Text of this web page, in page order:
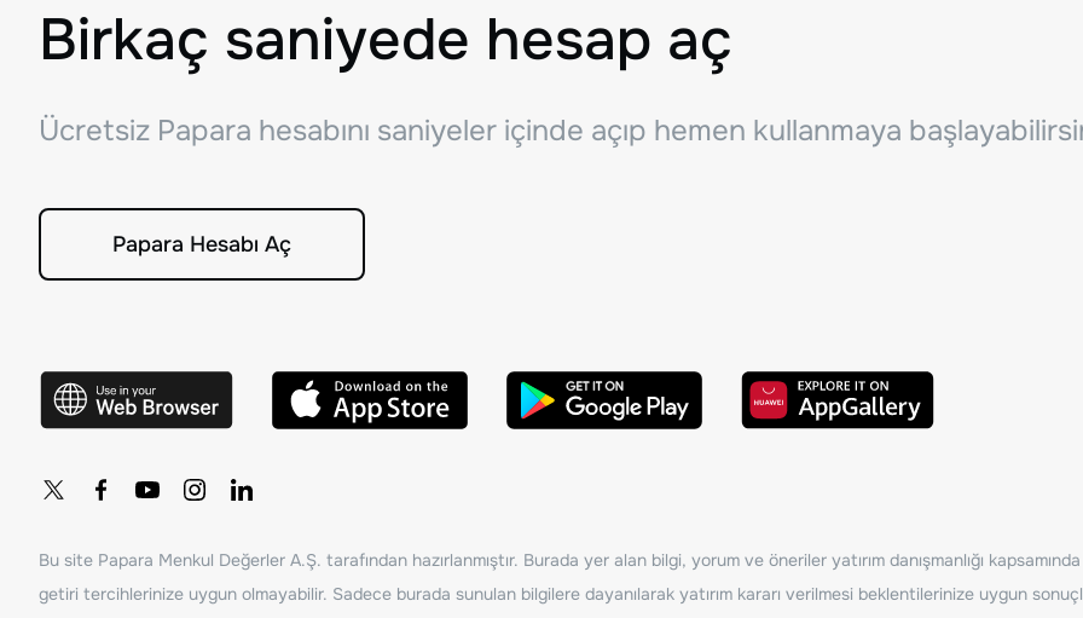
Birkaç saniyede hesap aç
Ücretsiz Papara hesabını saniyeler içinde açıp hemen kullanmaya
Papara Hesabı Aç
Bu site Papara Menkul Değerler A.Ş. tarafından hazırlanmıştır. Burada yer alan bilgi, yorum ve öneriler yatırım danışmanlığı
getiri tercihlerinize uygun olmayabilir. Sadece burada sunulan bilgilere dayanılarak yatırım kararı verilmesi beklentilerinize uygun